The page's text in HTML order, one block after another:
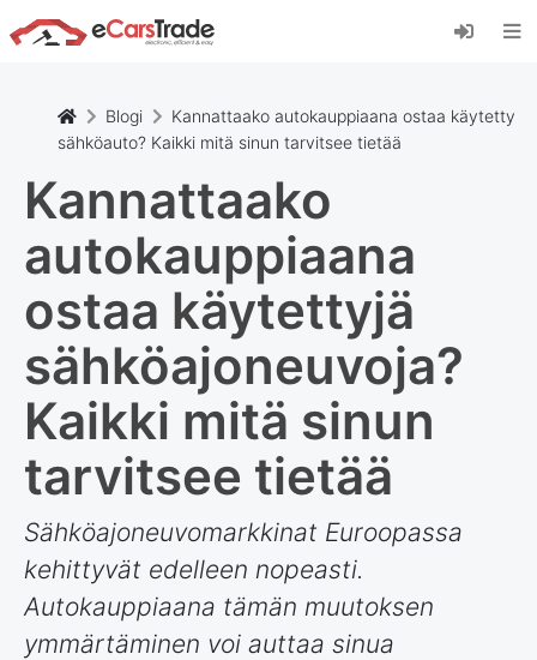
Asenna eCarsTrade-verkkosovellus, lisää se
aloitusnäyttöön ja vastaanota päivitykset
Asenna
Peruuta
Blogi
Kannattaako autokauppiaana ostaa käytetty
sähköauto? Kaikki mitä sinun tarvitsee tietää
Kannattaako
autokauppiaana
ostaa käytettyjä
sähköajoneuvoja?
Kaikki mitä sinun
tarvitsee tietää
Sähköajoneuvomarkkinat Euroopassa
kehittyvät edelleen nopeasti.
Autokauppiaana tämän muutoksen
ymmärtäminen voi auttaa sinua